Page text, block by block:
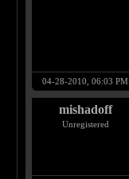
04-28-2010, 06:03 PM
mishadoff
Unregistered